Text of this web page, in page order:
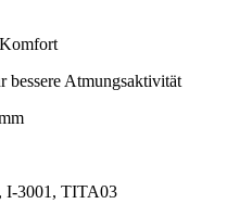
bessere Atmungsaktivität
I-3001, TITA03